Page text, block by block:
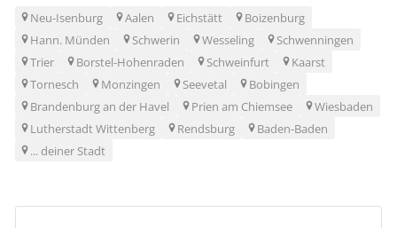
Neu-Isenburg Aalen Eichstätt
Boizenburg
Hann. Münden
Schwerin Wesseling
Schwenningen
Trier
Borstel-Hohenraden Schweinfurt
Kaarst
Tornesch
Monzingen Seevetal
Bobingen
Brandenburg an der Havel
Prien am Chiemsee
Wiesbaden
Lutherstadt Wittenberg
Rendsburg
Baden-Baden
... deiner Stadt